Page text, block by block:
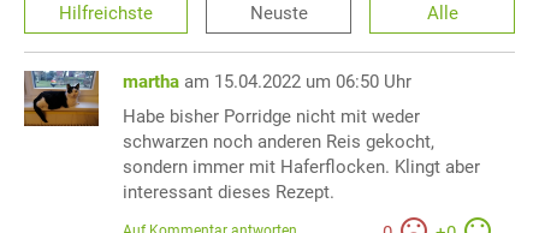
Hilfreichste Neuste Alle
martha am 15.04.2022 um 06:50 Uhr
Habe bisher Porridge nicht mit weder
schwarzen noch anderen Reis gekocht,
sondern immer mit Haferflocken. Klingt aber
interessant dieses Rezept.